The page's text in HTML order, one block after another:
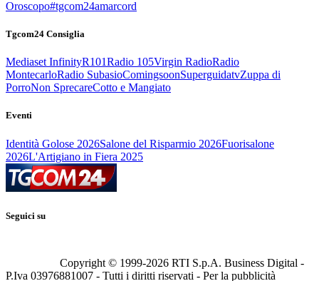
Oroscopo#tgcom24amarcord
Tgcom24 Consiglia
Mediaset InfinityR101Radio 105Virgin RadioRadio
MontecarloRadio SubasioComingsoonSuperguidatvZuppa di
PorroNon SprecareCotto e Mangiato
Eventi
Identità Golose 2026Salone del Risparmio 2026Fuorisalone
2026L'Artigiano in Fiera 2025
Seguici su
Copyright © 1999-2026 RTI S.p.A. Business Digital -
P.Iva 03976881007 - Tutti i diritti riservati - Per la pubblicità